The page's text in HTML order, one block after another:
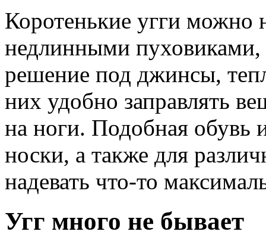
Коротенькие угги можно
недлинными пуховиками,
решение под джинсы,
них удобно заправлять
на ноги. Подобная обувь
носки, а также для
надевать что-то
Угг много не бывает